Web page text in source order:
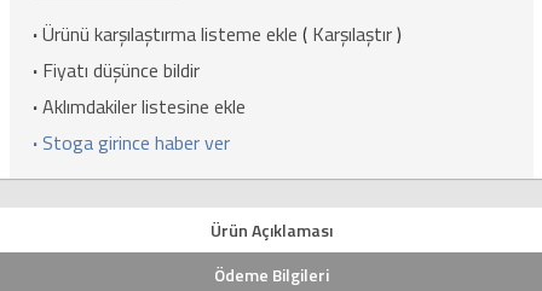
·Ürünü karşılaştırma listeme ekle ( Karşılaştır)
· Fiyatı düşünce bildir
·Aklımdakiler listesine ekle
· Stoga girince haber ver
Ürün Açıklaması
Ödeme Bilgileri